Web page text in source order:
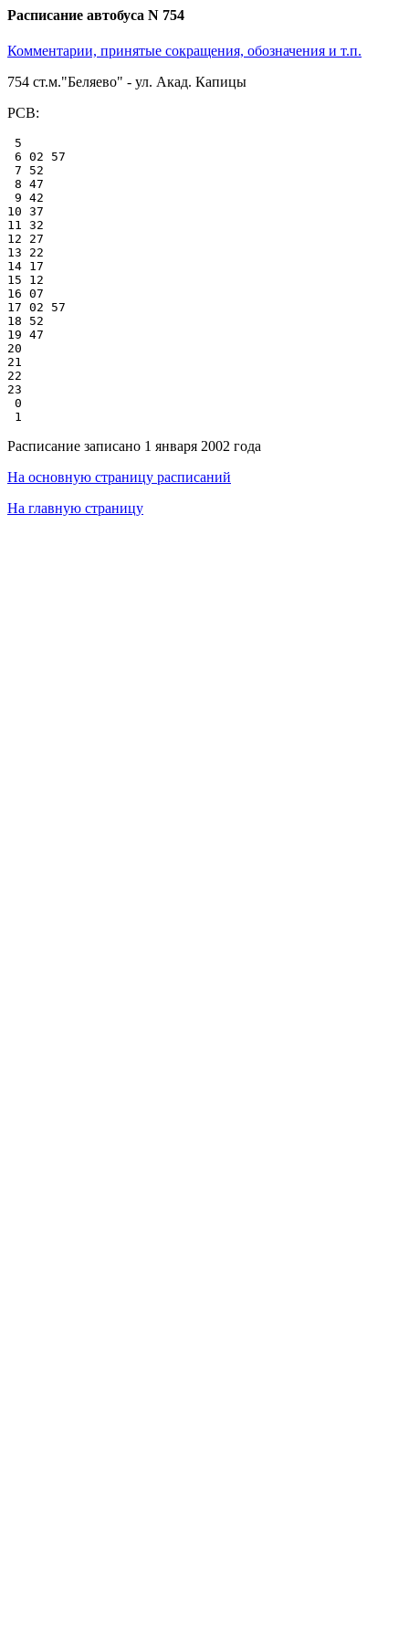
Расписание автобуса N 754
Комментарии, принятые сокращения, обозначения и т.п.
754 ст.м."Беляево" - ул. Акад. Капицы
РСВ:
5
6 02 57
7 52
8 47
9 42
10 37
11 32
12 27
13 22
14 17
15 12
16 07
17 02 57
18 52
19 47
20
21
22
23
0
Расписание записано 1 января 2002 года
На основную страницу расписаний
На главную страницу